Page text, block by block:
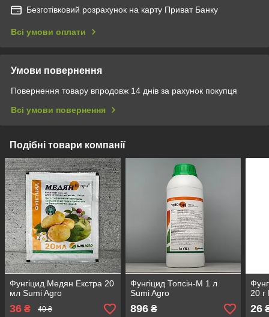
Безготівковий розрахунок на карту Приват Банку
Всі умови оплати
Умови повернення
Повернення товару впродовж 14 днів за рахунок покупця
Всі умови повернення
Подібні товари компанії
Фунгіцид Медян Екстра 20
мл Sumi Agro
36 ₴ 40 ₴
Фунгіцид Топсін-М 1 л
Sumi Agro
896₴
20 г
26